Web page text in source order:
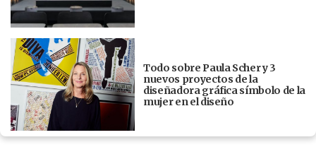
Todo sobre Paula Scher y 3
nuevos proyectos de la
diseñadora gráfica símbolo de la
mujer en el diseño